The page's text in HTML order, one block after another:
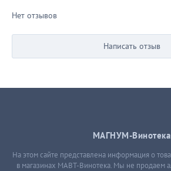
Нет отзывов
Написать отзыв
МАГНУМ-Винотека
На этом сайте представлена информация о
в магазинах МАВТ-Винотека. Мы не продаем